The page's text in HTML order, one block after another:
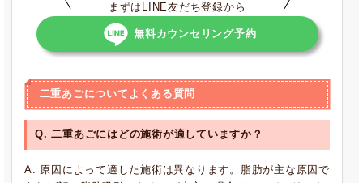
まずはLINE友だち登録から
無料カウンセリング予約
二重あごについてよくある質問
Q. 二重あごにはどの施術が適していますか？
A. 原因によって適した施術は異なります。脂肪が主な原因で